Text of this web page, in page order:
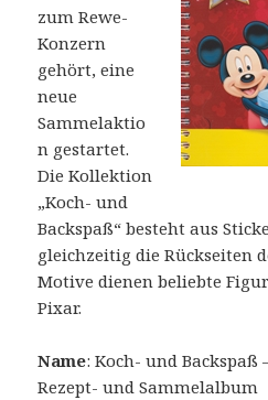
zum Rewe-
Konzern
gehört, eine
neue
Sammelaktio
n gestartet.
Die Kollektion
„Koch- und
Backspaß“ besteht aus
gleichzeitig die Rückseiten
Motive dienen beliebte
Pixar.
Name: Koch- und Backspaß
Rezept- und Sammelalbum